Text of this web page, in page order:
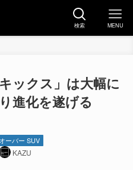
検索 MENU
ックス」は大幅に
進化を遂げる
ーバー SUV
KAZU